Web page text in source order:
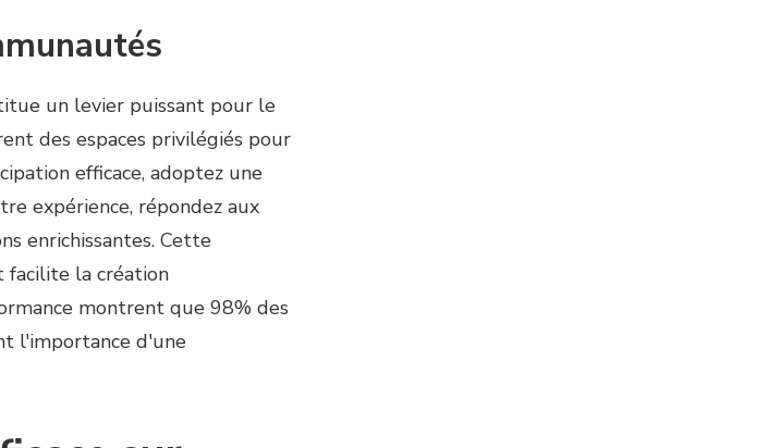
un levier puissant pour le
des espaces privilégiés pour
efficace, adoptez une
expérience, répondez aux
enrichissantes. Cette
facilite la création
montrent que 98% des
l'importance d'une